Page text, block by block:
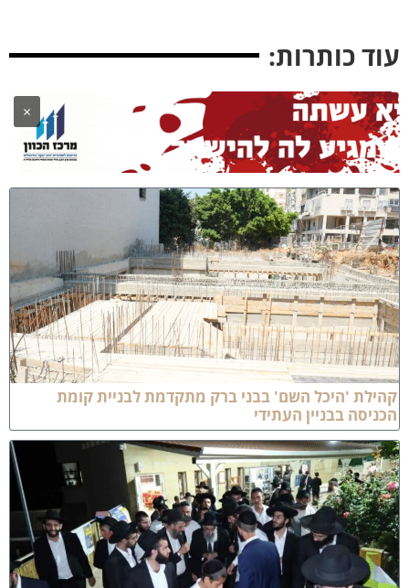
כותרות:
×
'היכל השם' בבני ברק מתקדמת לבניית קומת
בבניין העתידי